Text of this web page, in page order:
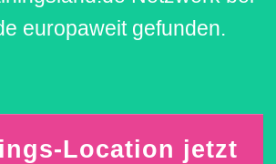
europaweit gefunden.
Location jetzt